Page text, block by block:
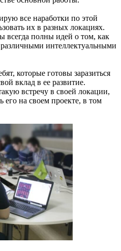
все наработки по этой
их в разных локациях.
всегда полны идей о том, как
интеллектуальными
которые готовы заразиться
вклад в ее развитие.
встречу в своей локации,
на своем проекте, в том